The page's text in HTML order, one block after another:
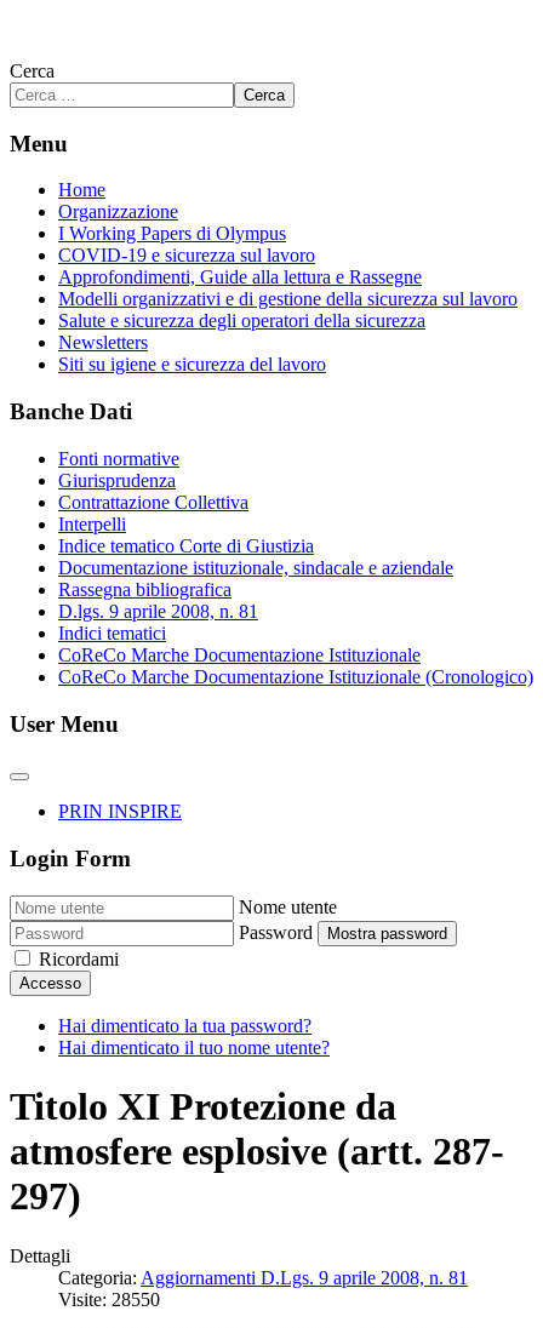
Cerca
Cerca
Menu
Home
Organizzazione
I Working Papers di Olympus
COVID-19 e sicurezza sul lavoro
Approfondimenti, Guide alla lettura e Rassegne
Modelli organizzativi e di gestione della sicurezza sul lavoro
Salute e sicurezza degli operatori della sicurezza
Newsletters
Siti su igiene e sicurezza del lavoro
Banche Dati
Fonti normative
Giurisprudenza
Contrattazione Collettiva
Interpelli
Indice tematico Corte di Giustizia
Documentazione istituzionale, sindacale e aziendale
Rassegna bibliografica
D.lgs. 9 aprile 2008, n. 81
Indici tematici
CoReCo Marche Documentazione Istituzionale
CoReCo Marche Documentazione Istituzionale (Cronologico)
User Menu
PRIN INSPIRE
Login Form
Nome utente
Password
Mostra password
Ricordami
Accesso
Hai dimenticato la tua password?
Hai dimenticato il tuo nome utente?
Titolo XI Protezione da
atmosfere esplosive (artt. 287-
297)
Dettagli
Categoria: Aggiornamenti D.Lgs. 9 aprile 2008, n. 81
Visite: 28550